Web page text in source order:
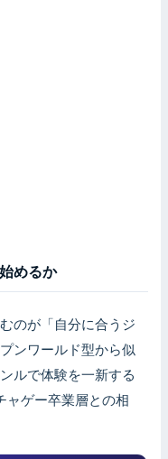
めるか
のが「自分に合うジ
ンワールド型から似
ルで体験を一新する
ャゲー卒業層との相